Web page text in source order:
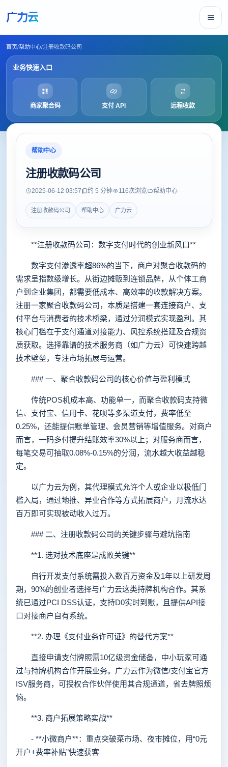
广力云
首页/帮助中心/注册收款码公司
业务快速入口
商家聚合码 支付 API 远程收款
帮助中心
注册收款码公司
2025-06-12 03:57 约 5 分钟 116次浏览 帮助中心
注册收款码公司 帮助中心 广力云
**注册收款码公司：数字支付时代的创业新风口**
数字支付渗透率超86%的当下，商户对聚合收款码的
需求呈指数级增长。从街边摊贩到连锁品牌，从个体工商
户到企业集团，都需要低成本、高效率的收款解决方案。
注册一家聚合收款码公司，本质是搭建一套连接商户、支
付平台与消费者的技术桥梁，通过分润模式实现盈利。其
核心门槛在于支付通道对接能力、风控系统搭建及合规资
质获取。选择靠谱的技术服务商（如广力云）可快速跨越
技术壁垒，专注市场拓展与运营。
### 一、聚合收款码公司的核心价值与盈利模式
传统POS机成本高、功能单一，而聚合收款码支持微
信、支付宝、信用卡、花呗等多渠道支付，费率低至
0.25%，还能提供账单管理、会员营销等增值服务。对商户
而言，一码多付提升结账效率30%以上；对服务商而言，
每笔交易可抽取0.08%-0.15%的分润，流水越大收益越稳
定。
以广力云为例，其代理模式允许个人或企业以极低门
槛入局，通过地推、异业合作等方式拓展商户，月流水达
百万即可实现被动收入过万。
### 二、注册收款码公司的关键步骤与避坑指南
**1. 选对技术底座是成败关键**
自行开发支付系统需投入数百万资金及1年以上研发周
期，90%的创业者选择与广力云这类持牌机构合作。其系
统已通过PCI DSS认证，支持D0实时到账，且提供API接
口对接商户自有系统。
**2. 办理《支付业务许可证》的替代方案**
直接申请支付牌照需10亿级资金储备，中小玩家可通
过与持牌机构合作开展业务。广力云作为微信/支付宝官方
ISV服务商，可授权合作伙伴使用其合规通道，省去牌照烦
恼。
**3. 商户拓展策略实战**
- **小微商户**：重点突破菜市场、夜市摊位，用“0元
开户+费率补贴”快速获客